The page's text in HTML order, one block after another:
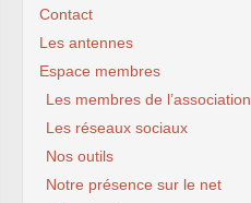
Contact
Les antennes
Espace membres
Les membres de l’association
Les réseaux sociaux
Nos outils
Notre présence sur le net